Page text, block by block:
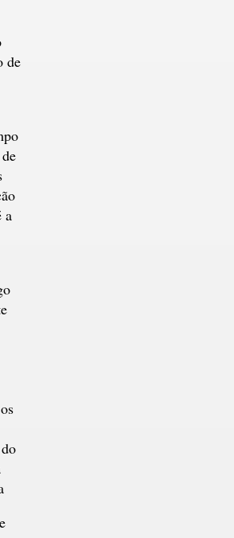
de
a